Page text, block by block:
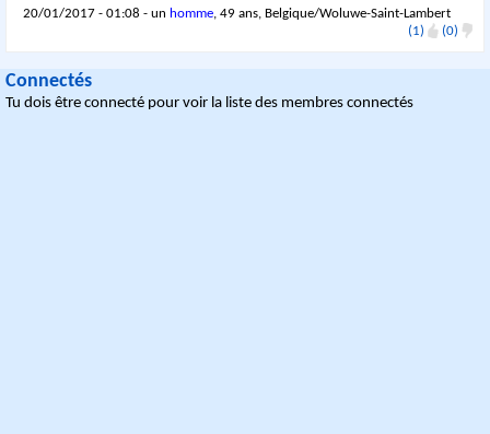
20/01/2017 - 01:08 - un homme, 49 ans, Belgique/Woluwe-Saint-Lambert
(1)
(0)
Connectés
Tu dois être connecté pour voir la liste des membres connectés